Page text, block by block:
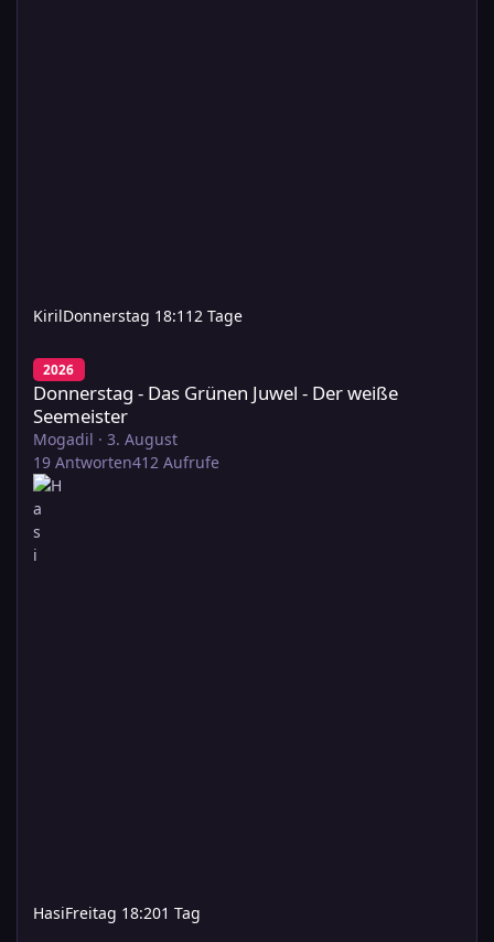
KirilDonnerstag 18:11 2 Tage
2026
Donnerstag - Das Grünen Juwel - Der weiße
Seemeister
Mogadil · 3. August
19 Antworten412 Aufrufe
HasiFreitag 18:201 Tag